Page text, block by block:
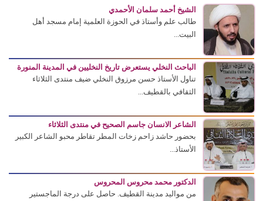
الشيخ أحمد سلمان الأحمدي
طالب علم وأستاذ في الحوزة العلمية إمام مسجد أهل
البيت...
الباحث النخلي يستعرض تاريخ النخليين في المدينة المنورة
تناول الأستاذ حسن مرزوق النخلي ضيف منتدى الثلاثاء
الثقافي بالقطيف...
الشاعر الانسان جاسم الصحيح في منتدى الثلاثاء
بحضور حاشد زاحم زخات المطر تقاطر محبو الشاعر الكبير
الأستاذ...
الدكتور محمد محروس المحروس
من مواليد مدينة القطيف. حاصل على درجة الماجستير